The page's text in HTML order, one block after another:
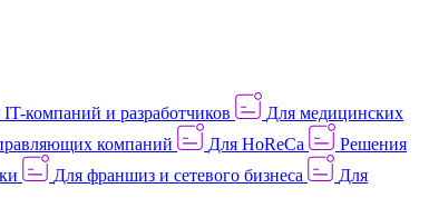
компаний и разработчиков
Для медицинских
компаний Для HoReCa
Решения
Для франшиз и сетевого бизнеса
Для